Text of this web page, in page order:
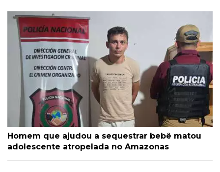
Homem que ajudou a sequestrar bebê matou
adolescente atropelada no Amazonas